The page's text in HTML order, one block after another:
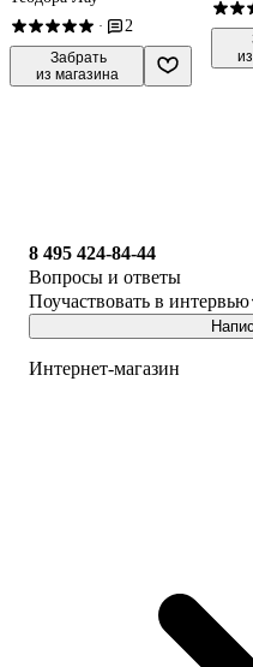
· 2
Забрать
из магазина
8 495 424-84-44
Вопросы и ответы
Поучаствовать в интервью
Интернет-магазин